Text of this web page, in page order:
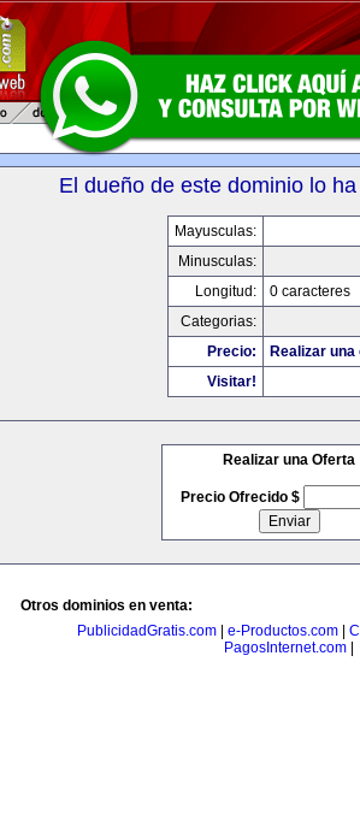
El dueño de este dominio lo
Mayusculas:
Minusculas:
Longitud:
0 caracteres
Categorias:
Precio:
Realizar
Visitar!
Realizar una Oferta
Precio Ofrecido $
Otros dominios en venta:
PublicidadGratis.com
e-Productos.com
PagosInternet.com